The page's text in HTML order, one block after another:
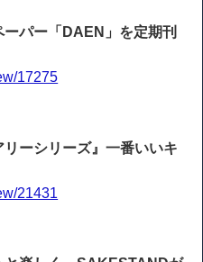
パー「DAEN」を定期刊
17275
リーシリーズ』一番いいキ
21431